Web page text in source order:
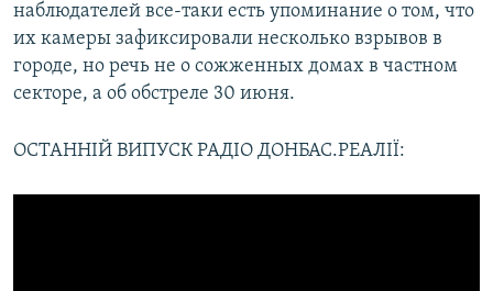
наблюдателей все-таки есть упоминание о том, что
их камеры зафиксировали несколько взрывов в
городе, но речь не о сожженных домах в частном
секторе, а об обстреле 30 июня.
ОСТАННІЙ ВИПУСК РАДІО ДОНБАС.РЕАЛІЇ: